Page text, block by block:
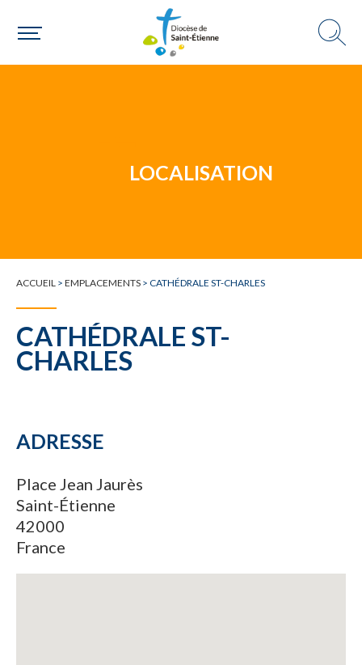
LOCALISATION
ACCUEIL > EMPLACEMENTS > CATHÉDRALE ST-CHARLES
CATHÉDRALE ST-
CHARLES
ADRESSE
Place Jean Jaurès
Saint-Étienne
42000
France